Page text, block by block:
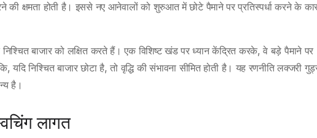
क्षमता होती है। इससे नए आनेवालों को शुरुआत में छोटे पैमाने पर प्रतिस्पर्धा करने के
बाजार को लक्षित करते हैं। एक विशिष्ट खंड पर ध्यान केंद्रित करके, वे बड़े पैमाने पर
यदि निश्चित बाजार छोटा है, तो वृद्धि की संभावना सीमित होती है। यह रणनीति लक्जरी
है।
लागत